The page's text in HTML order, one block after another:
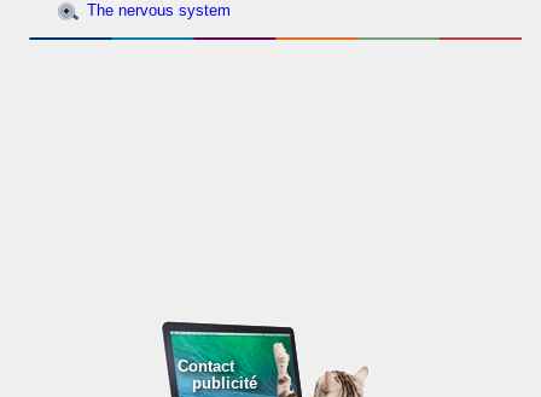
The nervous system
Contact
publicité